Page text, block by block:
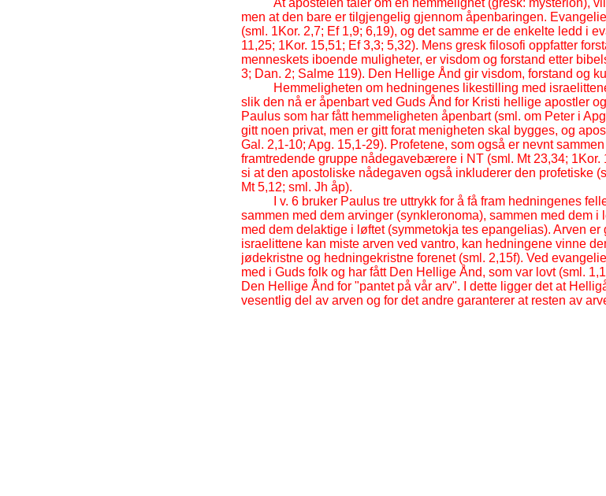
At apostelen taler om en hemmelighet (gresk: mysterion),
men at den bare er tilgjengelig gjennom åpenbaringen.
(sml. 1Kor. 2,7; Ef 1,9; 6,19), og det samme er de enkelte ledd i
11,25; 1Kor. 15,51; Ef 3,3; 5,32). Mens gresk filosofi oppfatter
menneskets iboende muligheter, er visdom og forstand etter
3; Dan. 2; Salme 119). Den Hellige Ånd gir visdom, forstand og
Hemmeligheten om hedningenes likestilling med
slik den nå er åpenbart ved Guds Ånd for Kristi hellige apostler
Paulus som har fått hemmeligheten åpenbart (sml. om Peter i
gitt noen privat, men er gitt forat menigheten skal bygges, og
Gal. 2,1-10; Apg. 15,1-29). Profetene, som også er nevnt
framtredende gruppe nådegavebærere i NT (sml. Mt 23,34; 1Kor.
si at den apostoliske nådegaven også inkluderer den profetiske
Mt 5,12; sml. Jh åp).
I v. 6 bruker Paulus tre uttrykk for å få fram hedningenes
sammen med dem arvinger (synkleronoma), sammen med dem i
med dem delaktige i løftet (symmetokja tes epangelias). Arven er
israelittene kan miste arven ved vantro, kan hedningene vinne
jødekristne og hedningekristne forenet (sml. 2,15f). Ved
med i Guds folk og har fått Den Hellige Ånd, som var lovt (sml.
Den Hellige Ånd for "pantet på vår arv". I dette ligger det at
vesentlig del av arven og for det andre garanterer at resten av